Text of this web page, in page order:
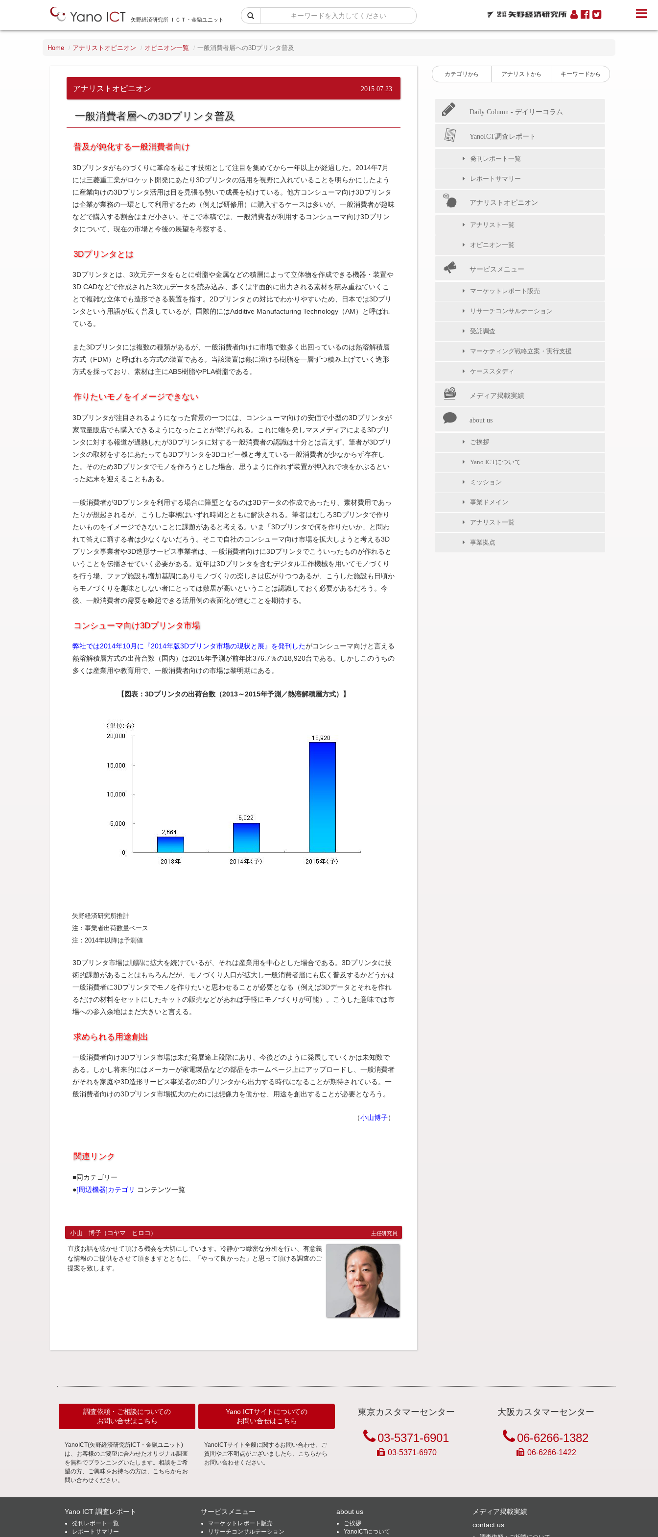
矢野経済研究所 ＩＣＴ・金融ユニット
Home アナリストオピニオン オピニオン一覧 一般消費者層への3Dプリンタ普及
アナリストオピニオン 2015.07.23
一般消費者層への3Dプリンタ普及
普及が鈍化する一般消費者向け
3Dプリンタがものづくりに革命を起こす技術として注目を集めてから一年以上が経過した。2014年7月
には三菱重工業がロケット開発にあたり3Dプリンタの活用を視野に入れていることを明らかにしたよう
に産業向けの3Dプリンタ活用は目を見張る勢いで成長を続けている。他方コンシューマ向け3Dプリンタ
は企業が業務の一環として利用するため（例えば研修用）に購入するケースは多いが、一般消費者が趣味
などで購入する割合はまだ小さい。そこで本稿では、一般消費者が利用するコンシューマ向け3Dプリン
タについて、現在の市場と今後の展望を考察する。
3Dプリンタとは
3Dプリンタとは、3次元データをもとに樹脂や金属などの積層によって立体物を作成できる機器・装置や
3D CADなどで作成された3次元データを読み込み、多くは平面的に出力される素材を積み重ねていくこ
とで複雑な立体でも造形できる装置を指す。2Dプリンタとの対比でわかりやすいため、日本では3Dプリ
ンタという用語が広く普及しているが、国際的にはAdditive Manufacturing Technology（AM）と呼ばれ
ている。
また3Dプリンタには複数の種類があるが、一般消費者向けに市場で数多く出回っているのは熱溶解積層
方式（FDM）と呼ばれる方式の装置である。当該装置は熱に溶ける樹脂を一層ずつ積み上げていく造形
方式を採っており、素材は主にABS樹脂やPLA樹脂である。
作りたいモノをイメージできない
3Dプリンタが注目されるようになった背景の一つには、コンシューマ向けの安価で小型の3Dプリンタが
家電量販店でも購入できるようになったことが挙げられる。これに端を発しマスメディアによる3Dプリ
ンタに対する報道が過熱したが3Dプリンタに対する一般消費者の認識は十分とは言えず、筆者が3Dプリ
ンタの取材をするにあたっても3Dプリンタを3Dコピー機と考えている一般消費者が少なからず存在し
た。そのため3Dプリンタでモノを作ろうとした場合、思うように作れず装置が押入れで埃をかぶるとい
った結末を迎えることもある。
一般消費者が3Dプリンタを利用する場合に障壁となるのは3Dデータの作成であったり、素材費用であっ
たりが想起されるが、こうした事柄はいずれ時間とともに解決される。筆者はむしろ3Dプリンタで作り
たいものをイメージできないことに課題があると考える。いま「3Dプリンタで何を作りたいか」と問わ
れて答えに窮する者は少なくないだろう。そこで自社のコンシューマ向け市場を拡大しようと考える3D
プリンタ事業者や3D造形サービス事業者は、一般消費者向けに3Dプリンタでこういったものが作れると
いうことを伝播させていく必要がある。近年は3Dプリンタを含むデジタル工作機械を用いてモノづくり
を行う場、ファブ施設も増加基調にありモノづくりの楽しさは広がりつつあるが、こうした施設も日頃か
らモノづくりを趣味としない者にとっては敷居が高いということは認識しておく必要があるだろう。今
後、一般消費者の需要を喚起できる活用例の表面化が進むことを期待する。
コンシューマ向け3Dプリンタ市場
弊社では2014年10月に『2014年版3Dプリンタ市場の現状と展』を発刊したがコンシューマ向けと言える
熱溶解積層方式の出荷台数（国内）は2015年予測が前年比376.7％の18,920台である。しかしこのうちの
多くは産業用や教育用で、一般消費者向けの市場は黎明期にある。
【図表：3Dプリンタの出荷台数（2013～2015年予測／熱溶解積層方式） 】
矢野経済研究所推計
注：事業者出荷数量ベース
注：2014年以降は予測値
3Dプリンタ市場は順調に拡大を続けているが、それは産業用を中心とした場合である。3Dプリンタに技
術的課題があることはもちろんだが、モノづくり人口が拡大し一般消費者層にも広く普及するかどうかは
一般消費者に3Dプリンタでモノを作りたいと思わせることが必要となる（例えば3Dデータとそれを作れ
るだけの材料をセットにしたキットの販売などがあれば手軽にモノづくりが可能）。こうした意味では市
場への参入余地はまだ大きいと言える。
求められる用途創出
一般消費者向け3Dプリンタ市場は未だ発展途上段階にあり、今後どのように発展していくかは未知数で
ある。しかし将来的にはメーカーが家電製品などの部品をホームページ上にアップロードし、一般消費者
がそれを家庭や3D造形サービス事業者の3Dプリンタから出力する時代になることが期待されている。一
般消費者向けの3Dプリンタ市場拡大のためには想像力を働かせ、用途を創出することが必要となろう。
（小山博子）
関連リンク
■同カテゴリー
●[周辺機器]カテゴリ コンテンツ一覧
小山 博子（コヤマ ヒロコ） 主任研究員
直接お話を聴かせて頂ける機会を大切にしています。冷静かつ緻密な分析を行い、有意義
な情報のご提供をさせて頂きますとともに、「やって良かった」と思って頂ける調査のご
提案を致します。
カテゴリ から アナリスト から キーワードから
Daily Column - デイリーコラム
YanoICT調査レポート
発刊レポート一覧
レポートサマリー
アナリストオピニオン
アナリスト一覧
オピニオン一覧
サービスメニュー
マーケットレポート販売
リサーチコンサルテーション
受託調査
マーケティング戦略立案・実行支援
ケーススタディ
メディア掲載実績
about us
ご挨拶
Yano ICTについて
ミッション
事業ドメイン
アナリスト一覧
事業拠点
調査依頼・ご相談についての
お問い合せはこちら
YanoICT(矢野経済研究所ICT・金融ユニット)
は、お客様のご要望に合わせたオリジナル調査
を無料でプランニングいたします。相談をご希
望の方、ご興味をお持ちの方は、こちらからお
問い合わせください。
Yano ICTサイトについての
お問い合せはこちら
YanoICTサイト全般に関するお問い合わせ、ご
質問やご不明点がございましたら、こちらから
お問い合わせください。
東京カスタマーセンター
03-5371-6901
03-5371-6970
大阪カスタマーセンター
06-6266-1382
06-6266-1422
Yano ICT 調査レポート
発刊レポート一覧
レポートサマリー
サービスメニュー
マーケットレポート販売
リサーチコンサルテーション
about us
ご挨拶
YanoICTについて
メディア掲載実績
contact us